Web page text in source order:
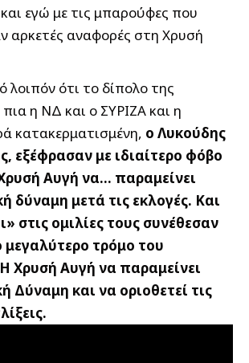
εγώ με τις μπαρούφες που
αρκετές αναφορές στη Χρυσή
λοιπόν ότι το δίπολο της
πια η ΝΔ και ο ΣΥΡΙΖΑ και η
κατακερματισμένη, ο Λυκούδης
εξέφρασαν με ιδιαίτερο φόβο
Αυγή να… παραμείνει
δύναμη μετά τις εκλογές. Και
στις ομιλίες τους συνέθεσαν
μεγαλύτερο τρόμο του
Χρυσή Αυγή να παραμείνει
Δύναμη και να οριοθετεί τις